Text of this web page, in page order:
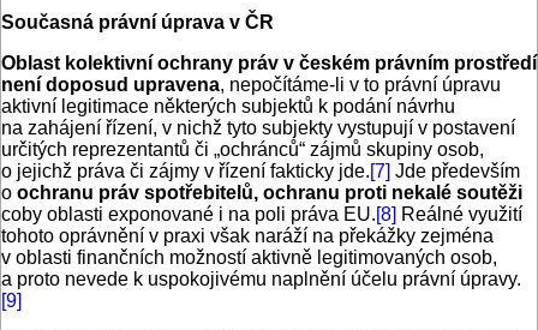
Současná právní úprava v ČR
Oblast kolektivní ochrany práv v českém právním prostředí
není doposud upravena, nepočítáme-li v to právní úpravu
aktivní legitimace některých subjektů k podání návrhu
na zahájení řízení, v nichž tyto subjekty vystupují v postavení
určitých reprezentantů či „ochránců“ zájmů skupiny osob,
o jejichž práva či zájmy v řízení fakticky jde.[7] Jde především
o ochranu práv spotřebitelů, ochranu proti nekalé soutěži
coby oblasti exponované i na poli práva EU.[8] Reálné využití
tohoto oprávnění v praxi však naráží na překážky zejména
v oblasti finančních možností aktivně legitimovaných osob,
a proto nevede k uspokojivému naplnění účelu právní úpravy.
[9]